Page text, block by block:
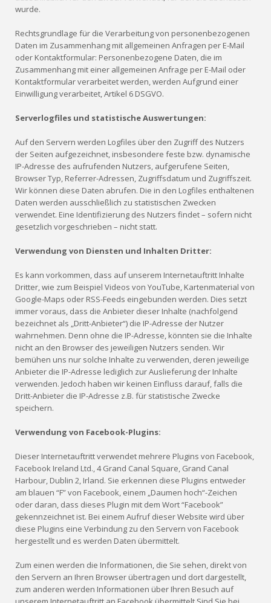
wurde.
Rechtsgrundlage für die Verarbeitung von personenbezogenen
Daten im Zusammenhang mit allgemeinen Anfragen per E-Mail
oder Kontaktformular: Personenbezogene Daten, die im
Zusammenhang mit einer allgemeinen Anfrage per E-Mail oder
Kontaktformular verarbeitet werden, werden Aufgrund einer
Einwilligung verarbeitet, Artikel 6 DSGVO.
Serverlogfiles und statistische Auswertungen:
Auf den Servern werden Logfiles über den Zugriff des Nutzers
der Seiten aufgezeichnet, insbesondere feste bzw. dynamische
IP-Adresse des aufrufenden Nutzers, aufgerufene Seiten,
Browser Typ, Referrer-Adressen, Zugriffsdatum und Zugriffszeit.
Wir können diese Daten abrufen. Die in den Logfiles enthaltenen
Daten werden ausschließlich zu statistischen Zwecken
verwendet. Eine Identifizierung des Nutzers findet – sofern nicht
gesetzlich vorgeschrieben – nicht statt.
Verwendung von Diensten und Inhalten Dritter:
Es kann vorkommen, dass auf unserem Internetauftritt Inhalte
Dritter, wie zum Beispiel Videos von YouTube, Kartenmaterial von
Google-Maps oder RSS-Feeds eingebunden werden. Dies setzt
immer voraus, dass die Anbieter dieser Inhalte (nachfolgend
bezeichnet als „Dritt-Anbieter“) die IP-Adresse der Nutzer
wahrnehmen. Denn ohne die IP-Adresse, könnten sie die Inhalte
nicht an den Browser des jeweiligen Nutzers senden. Wir
bemühen uns nur solche Inhalte zu verwenden, deren jeweilige
Anbieter die IP-Adresse lediglich zur Auslieferung der Inhalte
verwenden. Jedoch haben wir keinen Einfluss darauf, falls die
Dritt-Anbieter die IP-Adresse z.B. für statistische Zwecke
speichern.
Verwendung von Facebook-Plugins:
Dieser Internetauftritt verwendet mehrere Plugins von Facebook,
Facebook Ireland Ltd., 4 Grand Canal Square, Grand Canal
Harbour, Dublin 2, Irland. Sie erkennen diese Plugins entweder
am blauen “F” von Facebook, einem „Daumen hoch“-Zeichen
oder daran, dass dieses Plugin mit dem Wort “Facebook”
gekennzeichnet ist. Bei einem Aufruf dieser Website wird über
diese Plugins eine Verbindung zu den Servern von Facebook
hergestellt und es werden Daten übermittelt.
Zum einen werden die Informationen, die Sie sehen, direkt von
den Servern an Ihren Browser übertragen und dort dargestellt,
zum anderen werden Informationen über Ihren Besuch auf